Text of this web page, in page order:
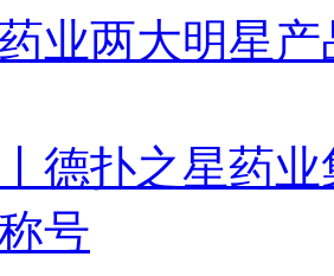
业两大明星
德扑之星药
号